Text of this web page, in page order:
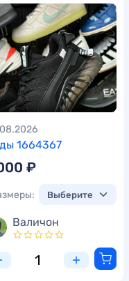
1664367
₽
Валичон